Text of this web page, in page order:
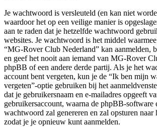
Je wachtwoord is versleuteld (en kan niet
waardoor het op een veilige manier is
aan te raden dat je hetzelfde wachtwoord
websites. Je wachtwoord is het middel
“MG-Rover Club Nederland” kan aanmelden,
en geef het nooit aan iemand van MG-Rover
phpBB of een andere derde partij. Als je het
account bent vergeten, kun je de “Ik ben mijn
vergeten”-optie gebruiken bij het
dat je gebruikersnaam en e-mailadres opgeeft
gebruikersaccount, waarna de phpBB-software
wachtwoord zal genereren en zal opsturen naar
zodat je je opnieuw kunt aanmelden.